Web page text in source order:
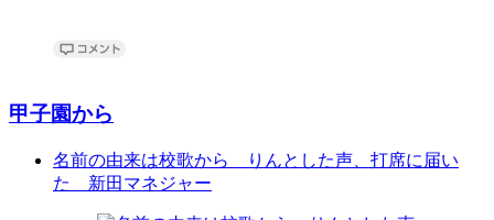
甲子園から
名前の由来は校歌から りんとした声、打席に届い
た 新田マネジャー